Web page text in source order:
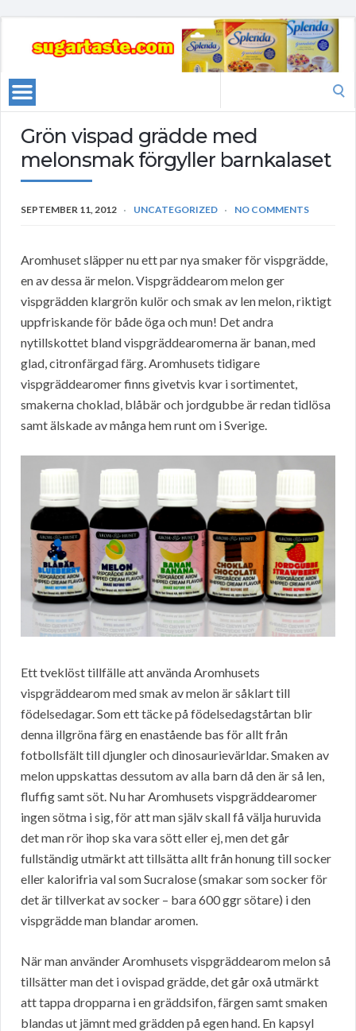
Grön vispad grädde med
melonsmak förgyller barnkalaset
SEPTEMBER 11, 2012 UNCATEGORIZED NO COMMENTS
Aromhuset släpper nu ett par nya smaker för vispgrädde,
en av dessa är melon. Vispgräddearom melon ger
vispgrädden klargrön kulör och smak av len melon, riktigt
uppfriskande för både öga och mun! Det andra
nytillskottet bland vispgräddearomerna är banan, med
glad, citronfärgad färg. Aromhusets tidigare
vispgräddearomer finns givetvis kvar i sortimentet,
smakerna choklad, blåbär och jordgubbe är redan tidlösa
samt älskade av många hem runt om i Sverige.
Ett tveklöst tillfälle att använda Aromhusets
vispgräddearom med smak av melon är såklart till
födelsedagar. Som ett täcke på födelsedagstårtan blir
denna illgröna färg en enastående bas för allt från
fotbollsfält till djungler och dinosaurievärldar. Smaken av
melon uppskattas dessutom av alla barn då den är så len,
fluffig samt söt. Nu har Aromhusets vispgräddearomer
ingen sötma i sig, för att man själv skall få välja huruvida
det man rör ihop ska vara sött eller ej, men det går
fullständig utmärkt att tillsätta allt från honung till socker
eller kalorifria val som Sucralose (smakar som socker för
det är tillverkat av socker – bara 600 ggr sötare) i den
vispgrädde man blandar aromen.
När man använder Aromhusets vispgräddearom melon så
tillsätter man det i ovispad grädde, det går oxå utmärkt
att tappa dropparna i en gräddsifon, färgen samt smaken
blandas ut jämnt med grädden på egen hand. En kapsyl